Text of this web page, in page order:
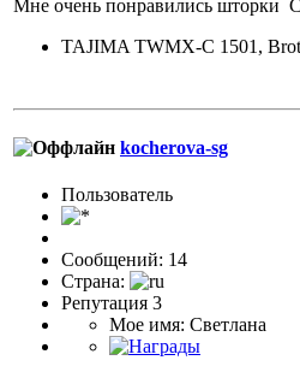
Мне очень понравились шторки
TAJIMA TWMX-C 1501,
kocherova-sg
Пользоватeль
Сообщений: 14
Страна:
Репутация 3
Мое имя: Светлана